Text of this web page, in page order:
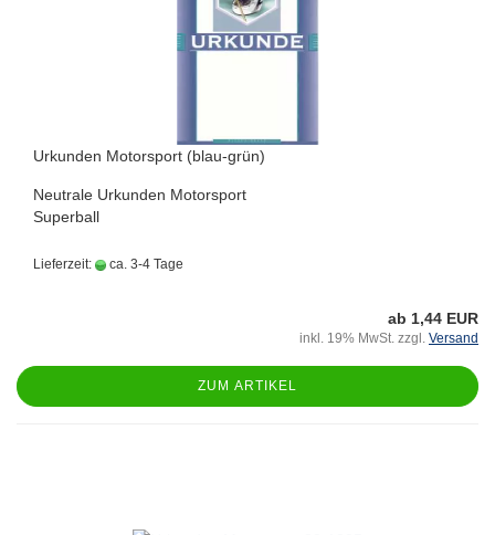
Urkunden Motorsport (blau-grün)
Neutrale Urkunden Motorsport
Superball
Lieferzeit: ca. 3-4 Tage
ab 1,44 EUR
inkl. 19% MwSt. zzgl. Versand
ZUM ARTIKEL